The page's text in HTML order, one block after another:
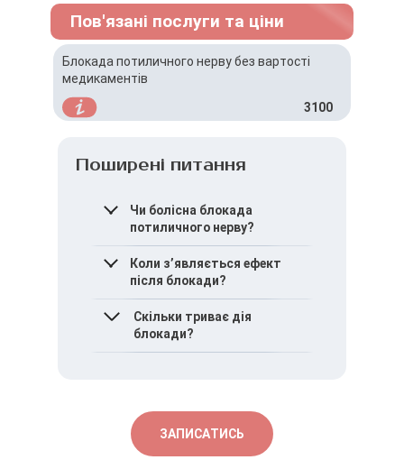
Пов'язані послуги та ціни
Блокада потиличного нерву без вартості
медикаментів
3100
Поширені питання
Чи болісна блокада
потиличного нерву?
Процедура може
супроводжуватися
помірним дискомфортом,
але різкий біль є
нетиповим.
Коли з’являється ефект
після блокади?
Полегшення може настати
одразу після процедури
або протягом найближчих
Скільки триває дія
блокади?
реакції організму.
ЗАПИСАТИСЬ